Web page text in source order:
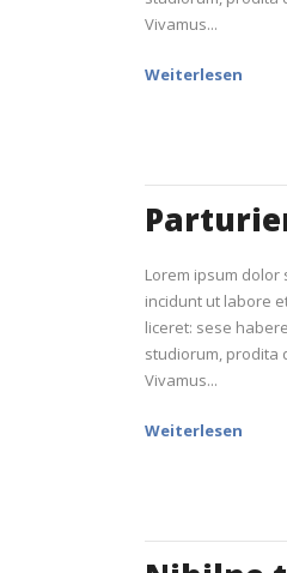
Vivamus...
Weiterlesen
Lorem ipsum
incidunt ut labore
liceret: sese
studiorum, prodita
Vivamus...
Weiterlesen